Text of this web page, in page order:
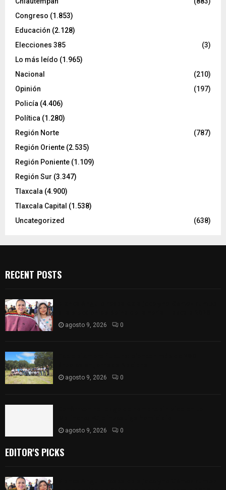
Congreso (1.853)
Educación (2.128)
Elecciones 385
(3)
Lo más leído (1.965)
Nacional
(210)
Opinión
(197)
Policía (4.406)
Política (1.280)
Región Norte
(787)
Región Oriente (2.535)
Región Poniente (1.109)
Región Sur (3.347)
Tlaxcala (4.900)
Tlaxcala Capital (1.538)
Uncategorized
(638)
RECENT POSTS
agosto 9, 2026 0
agosto 9, 2026 0
agosto 9, 2026 0
EDITOR'S PICKS